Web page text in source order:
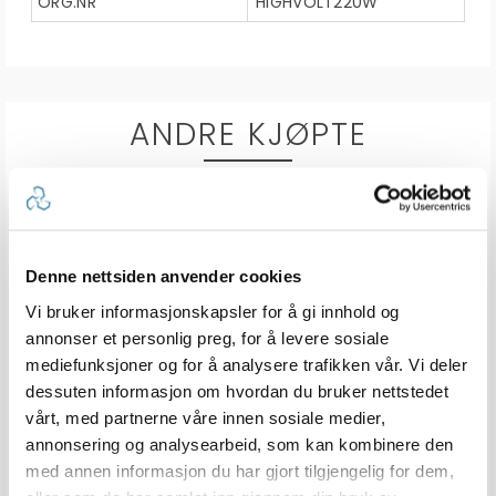
Denne nettsiden anvender cookies
Vi bruker informasjonskapsler for å gi innhold og
annonser et personlig preg, for å levere sosiale
mediefunksjoner og for å analysere trafikken vår. Vi deler
dessuten informasjon om hvordan du bruker nettstedet
vårt, med partnerne våre innen sosiale medier,
annonsering og analysearbeid, som kan kombinere den
med annen informasjon du har gjort tilgjengelig for dem,
ANDRE KJØPTE
ATC Sikring
3A til 30A
Karakter: (2)4.5 av 5 mulige
Tilgjengelig
Bestillingsvare